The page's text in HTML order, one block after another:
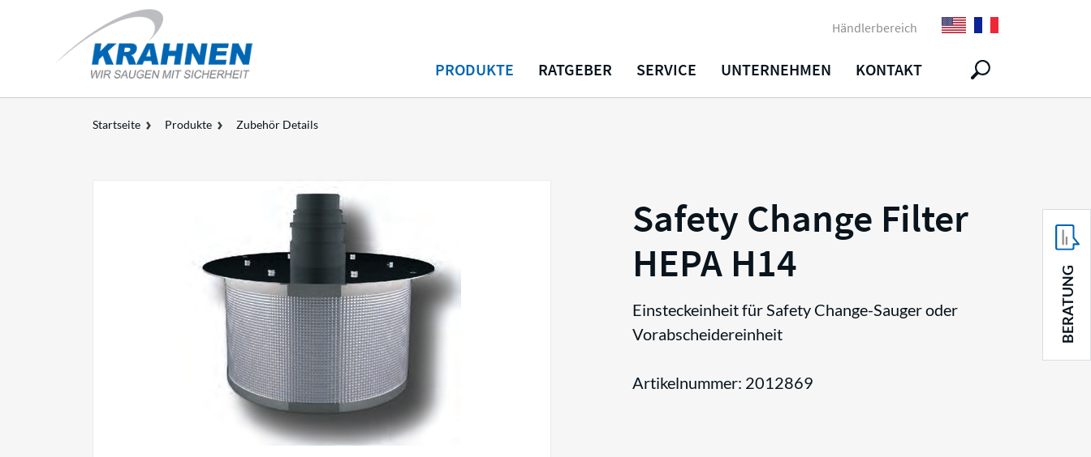
Händlerbereich
PRODUKTE RATGEBER SERVICE UNTERNEHMEN KONTAKT
BERATUNG
Startseite Produkte Zubehör Details
Safety Change Filter
HEPA H14
Einsteckeinheit für Safety Change-Sauger oder
Vorabscheidereinheit
Artikelnummer: 2012869